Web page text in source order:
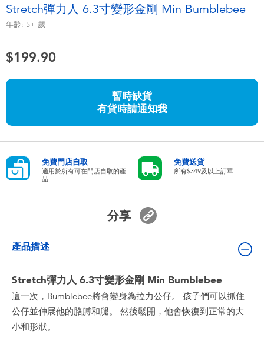
毛毛公仔玩具
夏日用品
任天堂 Switch
電池
Stretch彈力人 6.3寸變形金剛 Min Bumblebee
年齡: 5+ 歲
$199.90
暫時缺貨
有貨時請通知我
免費門店自取
適用於所有可在門店自取的產
品
免費送貨
所有$349及以上訂單
分享
產品描述
Stretch彈力人 6.3寸變形金剛 Min Bumblebee
這一次，Bumblebee將會變身為拉力公仔。 孩子們可以抓住
公仔並伸展他的胳膊和腿。 然後鬆開，他會恢復到正常的大
小和形狀。